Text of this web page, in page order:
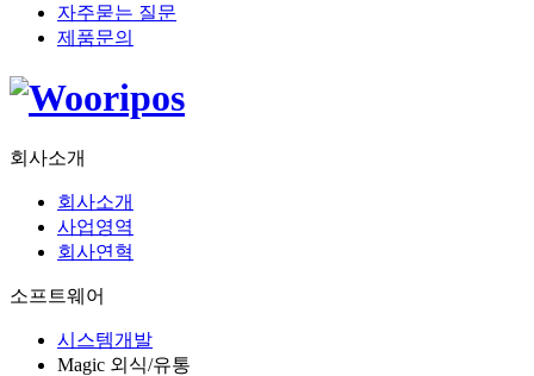
자주묻는 질문
제품문의
회사소개
회사소개
사업영역
회사연혁
소프트웨어
시스템개발
Magic 외식/유통